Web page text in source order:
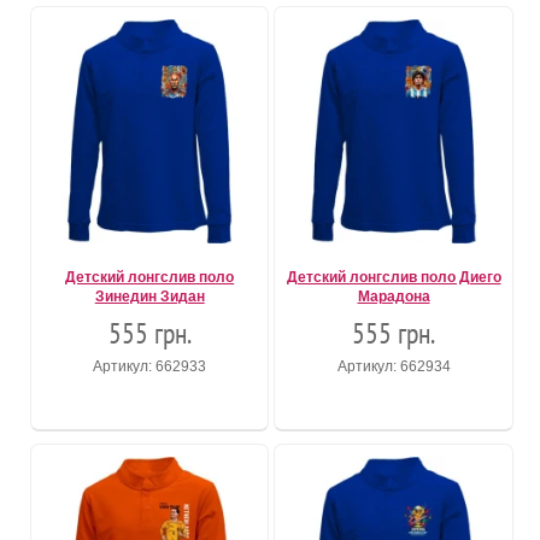
Детский лонгслив поло
Зинедин Зидан
555 грн.
Артикул: 662933
Детский лонгслив поло Диего
Марадона
555 грн.
Артикул: 662934